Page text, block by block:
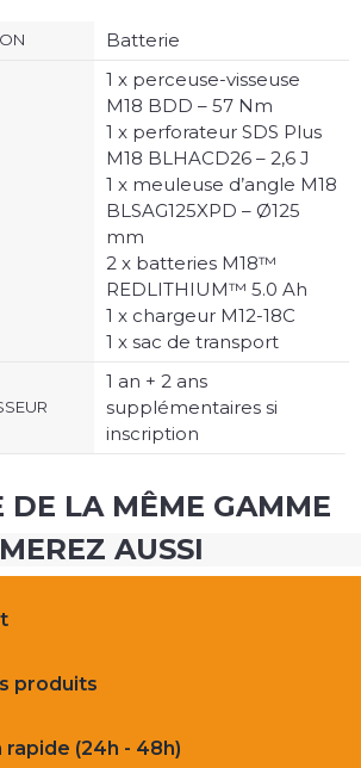
Batterie
1 x perceuse-visseuse
M18 BDD – 57 Nm
1 x perforateur SDS Plus
M18 BLHACD26 – 2,6 J
1 x meuleuse d’angle M18
BLSAG125XPD – Ø125
mm
2 x batteries M18™
REDLITHIUM™ 5.0 Ah
1 x chargeur M12-18C
1 x sac de transport
1 an + 2 ans
supplémentaires si
inscription
DE LA MÊME GAMME
AUSSI
produits
rapide (24h - 48h)